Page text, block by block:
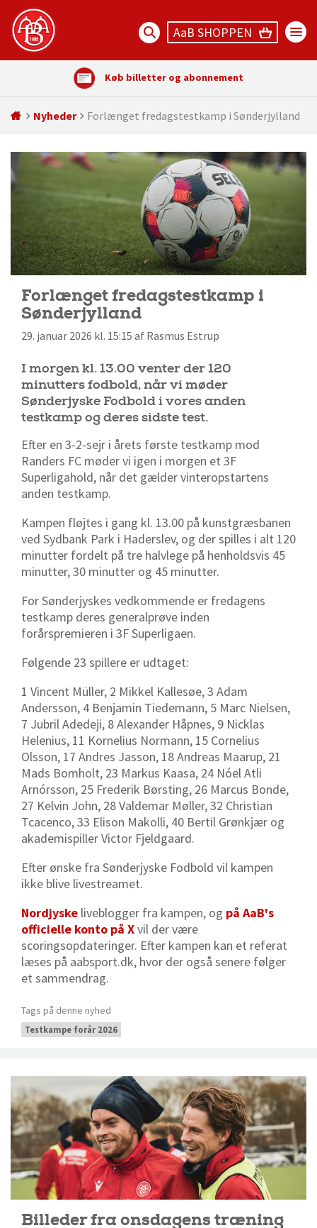
AaB SHOPPEN
Køb billetter og abonnement
Nyheder Forlænget fredagstestkamp i Sønderjylland
Forlænget fredagstestkamp i
Sønderjylland
29. januar 2026 kl. 15:15 af Rasmus Estrup
I morgen kl. 13.00 venter der 120
minutters fodbold, når vi møder
Sønderjyske Fodbold i vores anden
testkamp og deres sidste test.
Efter en 3-2-sejr i årets første testkamp mod
Randers FC møder vi igen i morgen et 3F
Superligahold, når det gælder vinteropstartens
anden testkamp.
Kampen fløjtes i gang kl. 13.00 på kunstgræsbanen
ved Sydbank Park i Haderslev, og der spilles i alt 120
minutter fordelt på tre halvlege på henholdsvis 45
minutter, 30 minutter og 45 minutter.
For Sønderjyskes vedkommende er fredagens
testkamp deres generalprøve inden
forårspremieren i 3F Superligaen.
Følgende 23 spillere er udtaget:
1 Vincent Müller, 2 Mikkel Kallesøe, 3 Adam
Andersson, 4 Benjamin Tiedemann, 5 Marc Nielsen,
7 Jubril Adedeji, 8 Alexander Håpnes, 9 Nicklas
Helenius, 11 Kornelius Normann, 15 Cornelius
Olsson, 17 Andres Jasson, 18 Andreas Maarup, 21
Mads Bomholt, 23 Markus Kaasa, 24 Nóel Atli
Arnórsson, 25 Frederik Børsting, 26 Marcus Bonde,
27 Kelvin John, 28 Valdemar Møller, 32 Christian
Tcacenco, 33 Elison Makolli, 40 Bertil Grønkjær og
akademispiller Victor Fjeldgaard.
Efter ønske fra Sønderjyske Fodbold vil kampen
ikke blive livestreamet.
Nordjyske liveblogger fra kampen, og på AaB's
officielle konto på Xvil der være
scoringsopdateringer. Efter kampen kan et referat
læses på aabsport.dk, hvor der også senere følger
et sammendrag.
Tags på denne nyhed
Testkampe forår 2026
Billeder fra onsdagens træning